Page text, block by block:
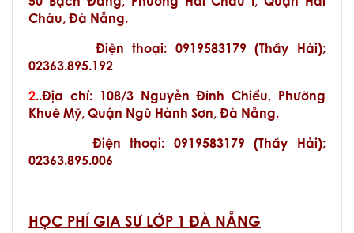
Châu, Đà Nẵng.
Điện thoại: 0919583179 (Thầy Hải);
02363.895.192
2..Địa chỉ: 108/3 Nguyễn Đình Chiểu, Phường
Khuê Mỹ, Quận Ngũ Hành Sơn, Đà Nẵng.
Điện thoại: 0919583179 (Thầy Hải);
02363.895.006
HỌC PHÍ GIA SƯ LỚP 1 ĐÀ NẴNG